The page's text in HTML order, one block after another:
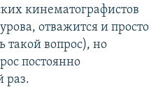
кинематографистов
отважится и просто
такой вопрос), но
постоянно
раз.